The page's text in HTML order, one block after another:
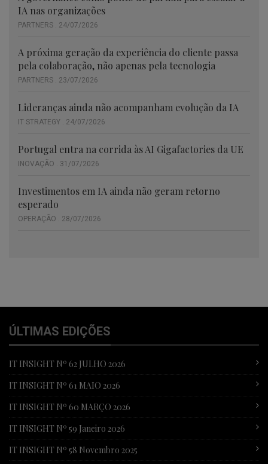
IA nas organizações
PARTNERS . 24/07/2026
A próxima geração da experiência do cliente passa
pela colaboração, não apenas pela tecnologia
PARTNERS . 23/07/2026
Lideranças ainda não acompanham evolução da IA
IT STRATEGY . 24/07/2026
Portugal entra na corrida às AI Gigafactories da UE
INOVAÇÃO . 31/07/2026
Investimentos em IA ainda não geram retorno
esperado
OPERAÇÃO . 28/07/2026
ÚLTIMAS EDIÇÕES
IT INSIGHT Nº 62 JULHO 2026
IT INSIGHT Nº 61 MAIO 2026
IT INSIGHT Nº 60 MARÇO 2026
IT INSIGHT Nº 59 Janeiro 2026
IT INSIGHT Nº 58 Novembro 2025